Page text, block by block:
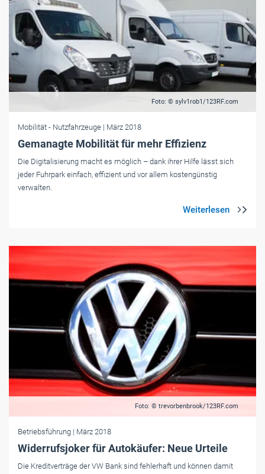
Foto: © sylv1rob1/123RF.com
Mobilität - Nutzfahrzeuge | März 2018
Gemanagte Mobilität für mehr Effizienz
Die Digitalisierung macht es möglich – dank ihrer Hilfe lässt sich
jeder Fuhrpark einfach, effizient und vor allem kostengünstig
verwalten.
Foto: © trevorbenbrook/123RF.com
Betriebsführung | März 2018
Widerrufsjoker für Autokäufer: Neue Urteile
Die Kredit­verträge der VW Bank sind fehler­haft und können damit